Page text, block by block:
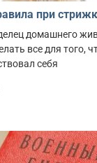
при
домашнего
все для того,
себя